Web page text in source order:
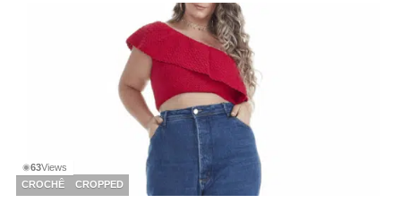
◉63Views
CROCHÊ
CROPPED